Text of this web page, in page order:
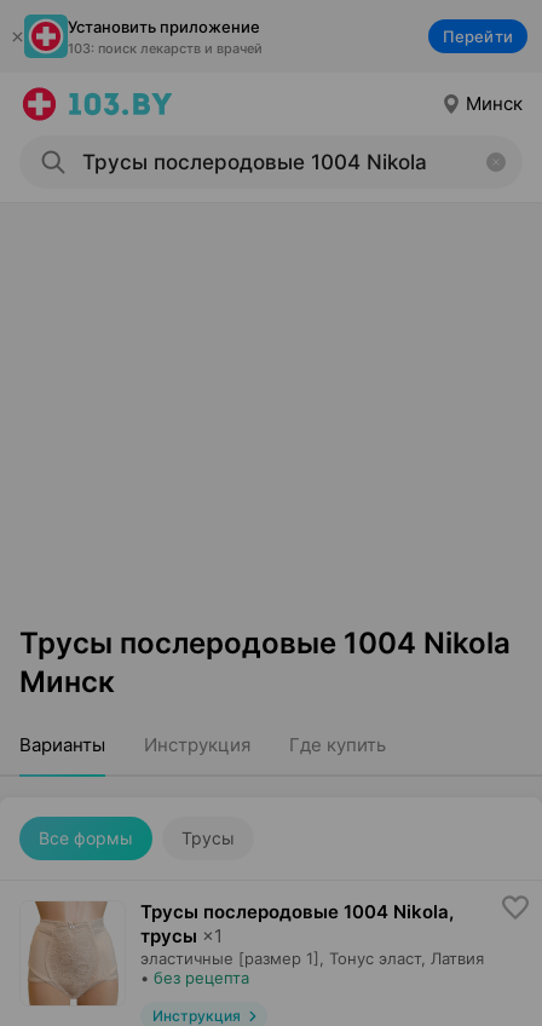
Установить приложение
103: поиск лекарств и врачей
Перейти
Минск
Трусы послеродовые 1004 Nikola
Минск
Варианты Инструкция Где купить
Все формы Трусы
Трусы послеродовые 1004 Nikola,
трусы ×1
эластичные [размер 1], Тонус эласт, Латвия
• без рецепта
Инструкция